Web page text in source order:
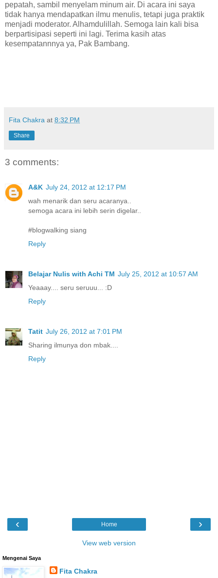
pepatah, sambil menyelam minum air. Di acara ini saya
tidak hanya mendapatkan ilmu menulis, tetapi juga praktik
menjadi moderator. Alhamdulillah. Semoga lain kali bisa
berpartisipasi seperti ini lagi. Terima kasih atas
kesempatannnya ya, Pak Bambang.
Fita Chakra at 8:32 PM
Share
3 comments:
A&K July 24, 2012 at 12:17 PM
wah menarik dan seru acaranya..
semoga acara ini lebih serin digelar..
#blogwalking siang
Reply
Belajar Nulis with Achi TM July 25, 2012 at 10:57 AM
Yeaaay.... seru seruuu... :D
Reply
Tatit July 26, 2012 at 7:01 PM
Sharing ilmunya don mbak....
Reply
‹ ›
Home
View web version
Mengenai Saya
Fita Chakra